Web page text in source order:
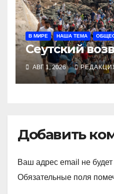
В МИРЕ НАША ТЕМА
Сеутский
АВГ 1, 2026
Добавить
Ваш адрес email не будет
Обязательные поля